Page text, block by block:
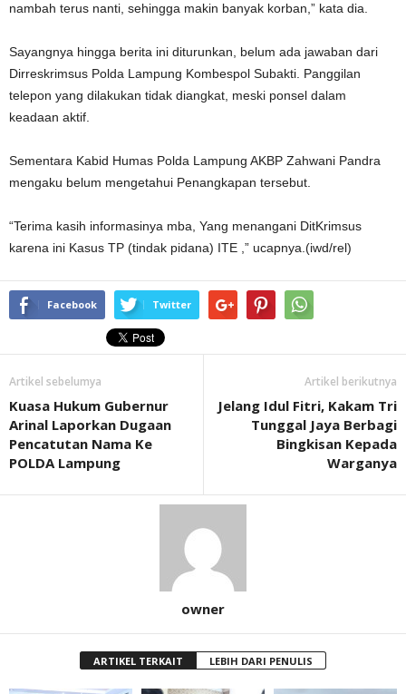
nambah terus nanti, sehingga makin banyak korban,” kata dia.
Sayangnya hingga berita ini diturunkan, belum ada jawaban dari
Dirreskrimsus Polda Lampung Kombespol Subakti. Panggilan
telepon yang dilakukan tidak diangkat, meski ponsel dalam
keadaan aktif.
Sementara Kabid Humas Polda Lampung AKBP Zahwani Pandra
mengaku belum mengetahui Penangkapan tersebut.
“Terima kasih informasinya mba, Yang menangani DitKrimsus
karena ini Kasus TP (tindak pidana) ITE ,” ucapnya.(iwd/rel)
Facebook Twitter
Artikel sebelumya
Kuasa Hukum Gubernur
Arinal Laporkan Dugaan
Pencatutan Nama Ke
POLDA Lampung
Artikel berikutnya
Jelang Idul Fitri, Kakam Tri
Tunggal Jaya Berbagi
Bingkisan Kepada
Warganya
owner
ARTIKEL TERKAIT LEBIH DARI PENULIS